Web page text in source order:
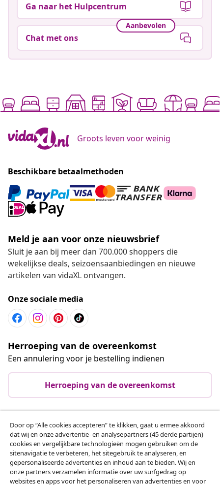
Ga naar het Hulpcentrum
Aanbevolen
Chat met ons
Groots leven voor weinig
Beschikbare betaalmethoden
Meld je aan voor onze nieuwsbrief
Sluit je aan bij meer dan 700.000 shoppers die
wekelijkse deals, seizoensaanbiedingen en nieuwe
artikelen van vidaXL ontvangen.
Onze sociale media
Herroeping van de overeenkomst
Een annulering voor je bestelling indienen
Herroeping van de overeenkomst
Klantenservice
Zakelijk
Door op “Alle cookies accepteren” te klikken, gaat u ermee akkoord
dat wij en onze advertentie- en analysepartners (45 derde partijen)
cookies en vergelijkbare technologieën mogen gebruiken om de
sitenavigatie te verbeteren, het sitegebruik te analyseren, en
gepersonaliseerde advertenties en inhoud aan te bieden. Wij en
onze partners verzamelen informatie over uw surfgedrag op
websites en apps voor het personaliseren van advertenties en voor